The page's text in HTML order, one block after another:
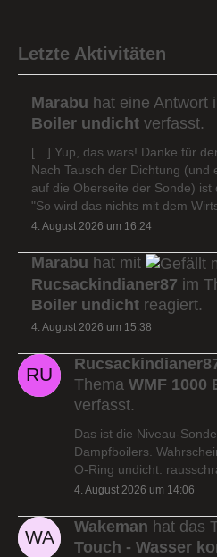
Letzte Aktivitäten
Marabu hat eine Antwort
Boiler undicht verfasst.
[…] Yup, das wars! Danke für
Nach Tausch der Dichtung (und
auf die Oberseite der Sonde)
"So wird das nichts mit dem
4. August 2026 um 16:24
Marabu hat mit
Rucsackindianer87 im
Boiler undicht reagiert.
4. August 2026 um 15:38
Thema WMF 1000
verfasst.
Das ist die Niveau-
Dampfboilers.
O-Ring undicht.
4. August 2026 um 14:06
Wakeman hat das
Touch - Wasser